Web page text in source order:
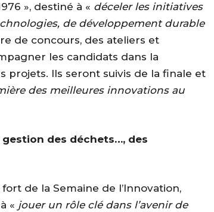
», destiné à « déceler les initiatives
de développement durable
de concours, des ateliers et
les candidats dans la
Ils seront suivis de la finale et
des meilleures innovations au
gestion des déchets…, des
de la Semaine de l’Innovation,
« jouer un rôle clé dans l’avenir de